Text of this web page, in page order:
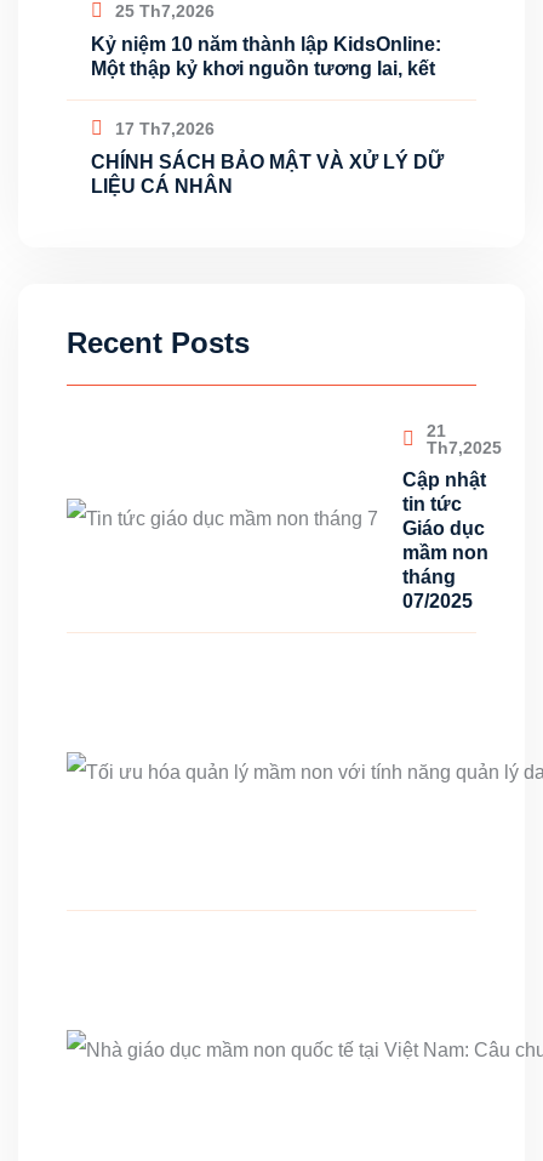
25 Th7,2026
Kỷ niệm 10 năm thành lập KidsOnline:
Một thập kỷ khơi nguồn tương lai, kết
17 Th7,2026
CHÍNH SÁCH BẢO MẬT VÀ XỬ LÝ DỮ
LIỆU CÁ NHÂN
Recent Posts
21
Th7,2025
Cập nhật
tin tức
Giáo dục
mầm non
tháng
07/2025